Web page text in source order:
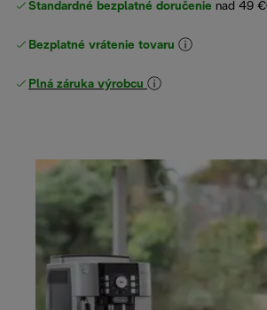
Štandardné bezplatné doručenie nad 49 €
Bezplatné vrátenie tovaru
Plná záruka výrobcu